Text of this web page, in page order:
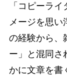
「コピーラ
メージを思
の経験から、
ー」と混同さ
かに文章を書